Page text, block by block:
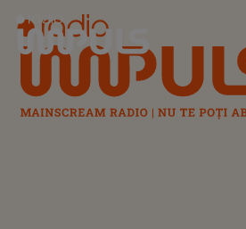
Radio Impuls